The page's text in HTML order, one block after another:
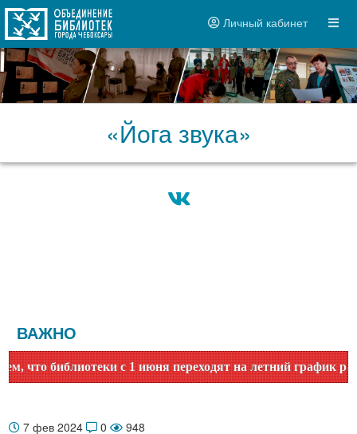
Личный кабинет
«Йога звука»
ВАЖНО
библиотеки с 1 июня переходят на летний график
7 фев 2024 0 948